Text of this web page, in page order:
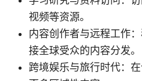
视频等资源。
内容创作者与远程工作
接全球受众的内容分发。
跨境娱乐与旅行时代：